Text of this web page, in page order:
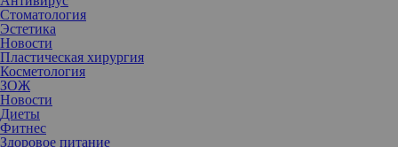
Стоматология
Эстетика
Новости
Пластическая хирургия
Косметология
ЗОЖ
Новости
Диеты
Фитнес
Здоровое питание